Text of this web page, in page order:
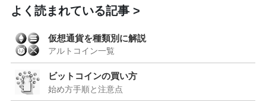
よく読まれている記事
仮想通貨を種類別に解説
アルトコイン一覧
ビットコインの買い方
始め方手順と注意点